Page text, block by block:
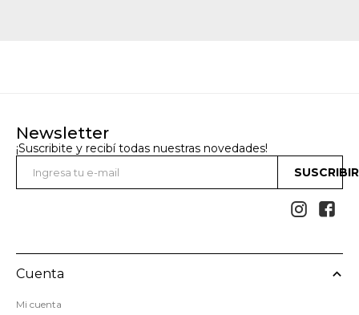
Newsletter
¡Suscribite y recibí todas nuestras novedades!
 
Cuenta
Mi cuenta